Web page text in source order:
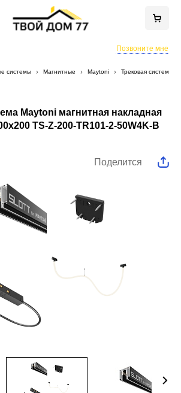
Позвоните мне
системы Магнитные Maytoni Трековая система
Maytoni магнитная накладная
TS-Z-200-TR101-2-50W4K-B
Поделится